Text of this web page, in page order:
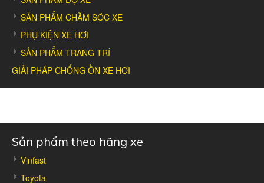
SẢN PHẨM CHĂM SÓC XE
PHỤ KIỆN XE HƠI
SẢN PHẨM TRANG TRÍ
GIẢI PHÁP CHỐNG ỒN XE HƠI
Sản phẩm theo hãng xe
Vinfast
Toyota